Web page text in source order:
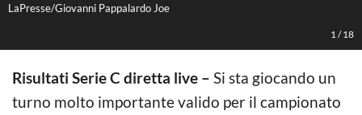
LaPresse/Giovanni Pappalardo Joe
1 /18
Risultati Serie C diretta live – Si sta giocando un
turno molto importante valido per il campionato